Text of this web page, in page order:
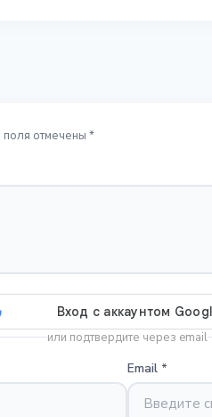
отмечены *
или подтвердите через email
Email *